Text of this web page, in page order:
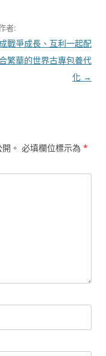
者:
戰爭成長、互利一起配
繁華的世界古專包養代
化 →
。 必填欄位標示為 *